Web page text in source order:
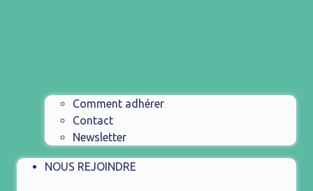
Comment adhérer
Contact
Newsletter
NOUS REJOINDRE